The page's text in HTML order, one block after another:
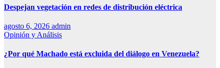
Despejan vegetación en redes de distribución eléctrica
agosto 6, 2026 admin
Opinión y Análisis
¿Por qué Machado está excluida del diálogo en Venezuela?